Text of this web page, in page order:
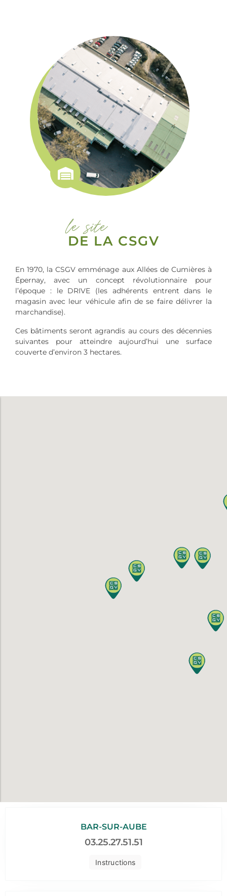
le site
DE LA CSGV
En 1970, la CSGV emménage aux Allées de Cumières à
Épernay, avec un concept révolutionnaire pour
l’époque : le DRIVE (les adhérents entrent dans le
magasin avec leur véhicule afin de se faire délivrer la
marchandise).
Ces bâtiments seront agrandis au cours des décennies
suivantes pour atteindre aujourd’hui une surface
couverte d’environ 3 hectares.
Instructions
BAR-SUR-AUBE
03.25.27.51.51